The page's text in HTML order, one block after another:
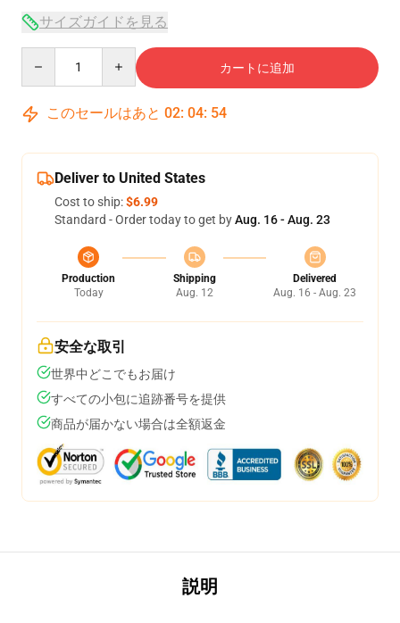
サイズガイドを見る
カートに追加
このセールはあと 02: 04: 53
Deliver to United States
Cost to ship:$6.99
Standard - Order today to get byAug. 16 - Aug. 23
Production
Today
Shipping
Aug. 12
Delivered
Aug. 16 - Aug. 23
安全な取引
世界中どこでもお届け
すべての小包に追跡番号を提供
商品が届かない場合は全額返金
説明